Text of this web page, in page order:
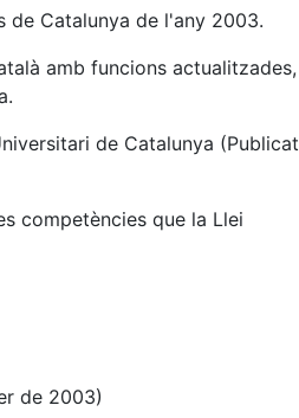
de Catalunya de l'any 2003.
amb funcions actualitzades,
de Catalunya (Publicat
competències que la Llei
de 2003)